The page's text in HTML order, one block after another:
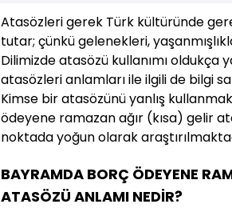
Atasözleri gerek Türk kültüründe
tutar; çünkü gelenekleri,
Dilimizde atasözü kullanımı oldukça
atasözleri anlamları ile ilgili de bilgi
Kimse bir atasözünü yanlış
ödeyene ramazan ağır (kısa) gelir
noktada yoğun olarak
BAYRAMDA BORÇ ÖDEYENE
ATASÖZÜ ANLAMI NEDİR?